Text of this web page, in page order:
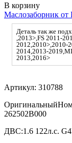
В корзину
Маслозаборник от
Деталь так же
,2013>,FS 2011-
2012,2010>,2010-
2014,2013-
2013,2016>
Артикул: 310788
262502B000
ДВС:1.6 122л.с.